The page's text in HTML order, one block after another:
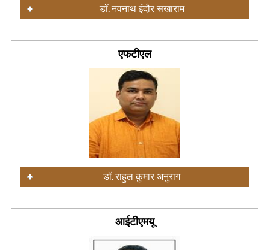
डॉ. नवनाथ इंदौर सखाराम
एफटीएल
डॉ. राहुल कुमार अनुराग
आईटीएमयू